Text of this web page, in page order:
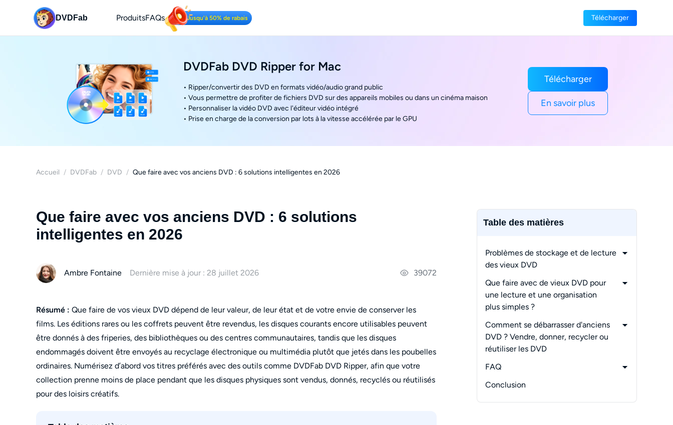
DVDFab ProduitsFAQs Jusqu'à 50% de rabais Télécharger
DVDFab DVD Ripper for Mac
• Ripper/convertir des DVD en formats vidéo/audio grand public
• Vous permettre de profiter de fichiers DVD sur des appareils mobiles ou dans un cinéma maison
• Personnaliser la vidéo DVD avec l'éditeur vidéo intégré
• Prise en charge de la conversion par lots à la vitesse accélérée par le GPU
Télécharger
En savoir plus
Accueil / DVDFab / DVD / Que faire avec vos anciens DVD : 6 solutions intelligentes en 2026
Que faire avec vos anciens DVD : 6 solutions
intelligentes en 2026
Ambre Fontaine Dernière mise à jour : 28 juillet 2026 39072
Résumé : Que faire de vos vieux DVD dépend de leur valeur, de leur état et de votre envie de conserver les
films. Les éditions rares ou les coffrets peuvent être revendus, les disques courants encore utilisables peuvent
être donnés à des friperies, des bibliothèques ou des centres communautaires, tandis que les disques
endommagés doivent être envoyés au recyclage électronique ou multimédia plutôt que jetés dans les poubelles
ordinaires. Numérisez d’abord vos titres préférés avec des outils comme DVDFab DVD Ripper, afin que votre
collection prenne moins de place pendant que les disques physiques sont vendus, donnés, recyclés ou réutilisés
pour des loisirs créatifs.
Table des matières
Problèmes de stockage et de lecture
des vieux DVD
- Pourquoi les DVD se détériorent-ils
avec le temps ?
Que faire avec de vieux DVD pour
une lecture et une organisation
plus simples ?
- Numérisez d'anciens DVD avec
DVDFab DVD Ripper
Comment se débarrasser d'anciens
DVD ? Vendre, donner, recycler ou
réutiliser les DVD
-
Vérifiez la valeur avant de vendre
indésirables
FAQ
- Les DVD sont-ils dépassés si le
Conclusion